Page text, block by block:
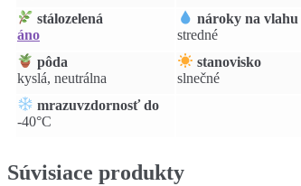
stálozelená
áno
nároky na vlahu
stredné
pôda
kyslá, neutrálna
stanovisko
slnečné
mrazuvzdornosť do
-40°C
Súvisiace produkty